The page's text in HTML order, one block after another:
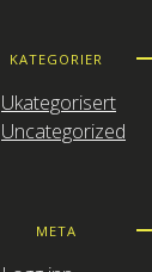
KATEGORIER
Ukategorisert
Uncategorized
META